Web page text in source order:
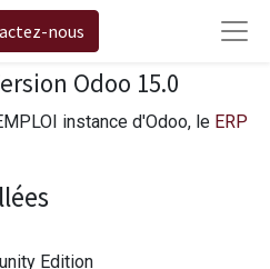
nous
Odoo 15.0
instance d'Odoo, le ERP
Edition